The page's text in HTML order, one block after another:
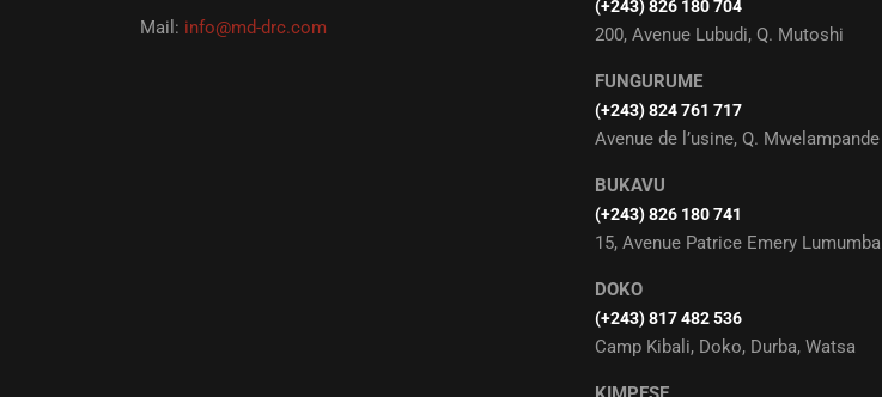
Mail: info@md-drc.com
(+243) 826 180 704
200, Avenue Lubudi, Q. Mutoshi
FUNGURUME
(+243) 824 761 717
Avenue de l’usine, Q. Mwelampande
BUKAVU
(+243) 826 180 741
15, Avenue Patrice Emery Lumumba
DOKO
(+243) 817 482 536
Camp Kibali, Doko, Durba, Watsa